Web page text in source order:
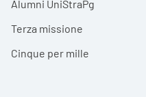
Alumni UniStraPg
Terza missione
Cinque per mille